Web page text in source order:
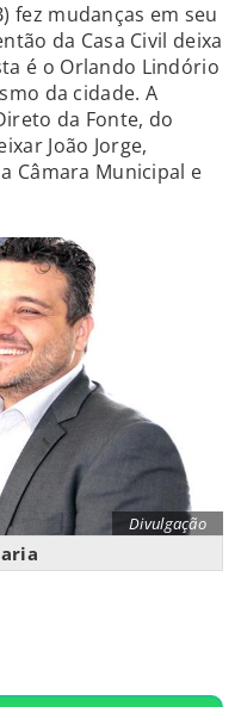
fez mudanças em seu
da Casa Civil deixa
é o Orlando Lindório
da cidade. A
da Fonte, do
João Jorge,
Câmara Municipal e
Divulgação